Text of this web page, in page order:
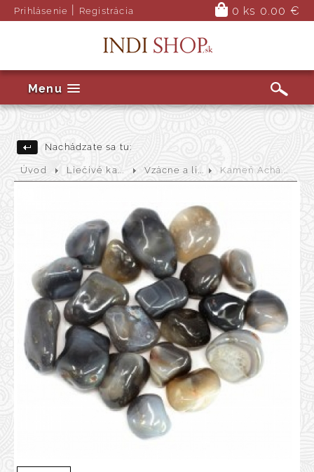
Prihlásenie Registrácia 0 ks 0.00 €
Menu
Nachádzate sa tu:
Úvod Liečivé ka... Vzácne a li... Kameň Achá...